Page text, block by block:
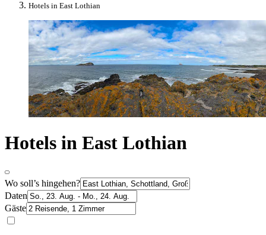
Hotels in East Lothian
Hotels in East Lothian
Wo soll’s hingehen?
Daten
Gäste